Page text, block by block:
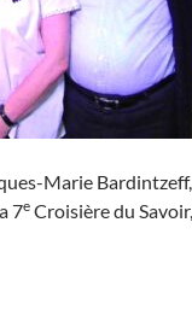
Marie
7e Croisière du